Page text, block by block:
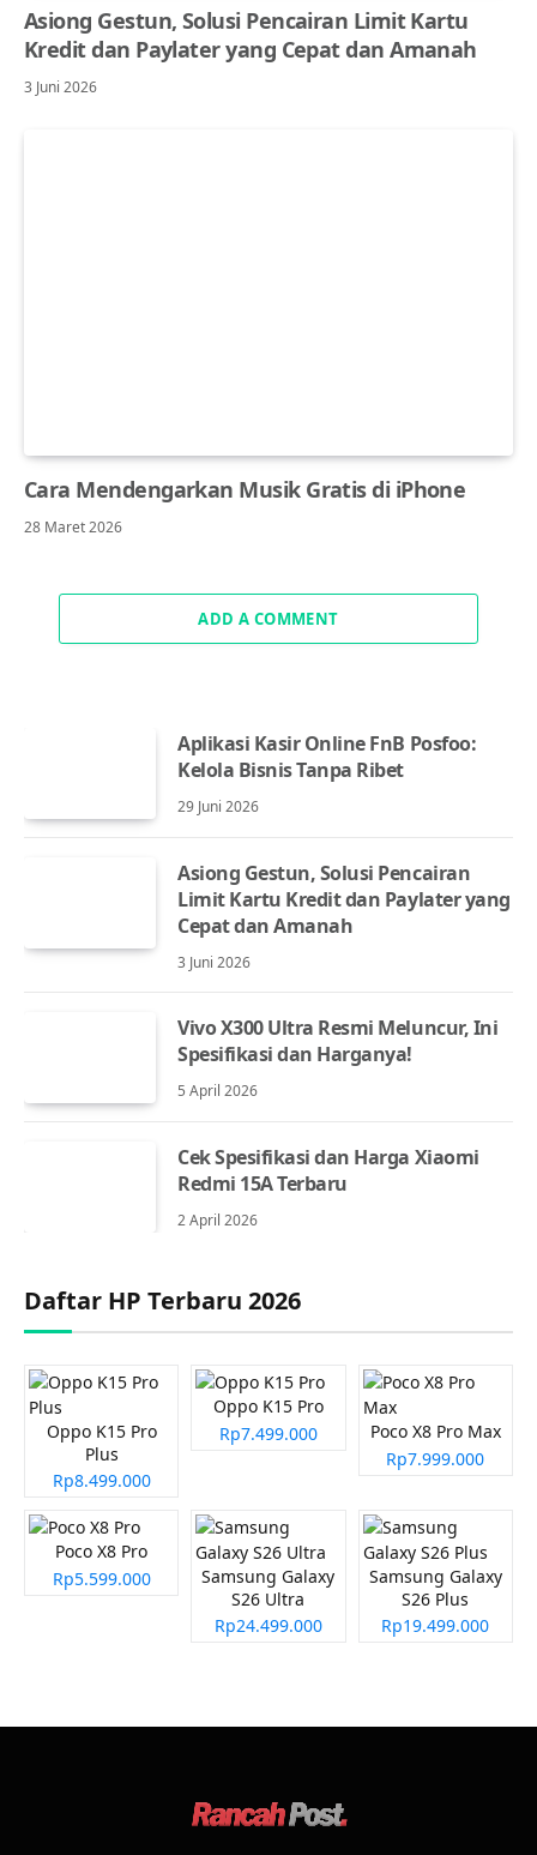
Asiong Gestun, Solusi Pencairan Limit Kartu
Kredit dan Paylater yang Cepat dan Amanah
3 Juni 2026
Cara Mendengarkan Musik Gratis di iPhone
28 Maret 2026
ADD A COMMENT
Aplikasi Kasir Online FnB Posfoo:
Kelola Bisnis Tanpa Ribet
29 Juni 2026
Asiong Gestun, Solusi Pencairan
Limit Kartu Kredit dan Paylater yang
Cepat dan Amanah
3 Juni 2026
Vivo X300 Ultra Resmi Meluncur, Ini
Spesifikasi dan Harganya!
5 April 2026
Cek Spesifikasi dan Harga Xiaomi
Redmi 15A Terbaru
2 April 2026
Daftar HP Terbaru 2026
Oppo K15 Pro
Plus
Rp8.499.000
Oppo K15 Pro
Rp7.499.000
Poco X8 Pro Max
Rp7.999.000
Poco X8 Pro
Rp5.599.000
Samsung Galaxy
S26 Ultra
Rp24.499.000
Samsung Galaxy
S26 Plus
Rp19.499.000